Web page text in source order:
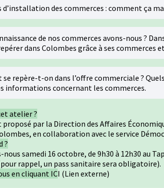
d’installation des commerces : comment ça
de nos commerces avons-nous ?
dans Colombes grâce à ses commerces
se repère-t-on dans l’offre commerciale ?
informations concernant les commerces.
atelier ?
proposé par la Direction des Affaires
en collaboration avec le service
?
samedi 16 octobre, de 9h30 à 12h30 au
rappel, un pass sanitaire sera obligatoire).
en cliquant ICI (Lien externe)